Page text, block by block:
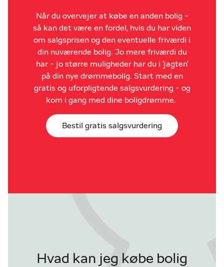
Når du overvejer at købe en anden bolig -
så kan det være en fordel, hvis du har viden
om salgsprisen og den eventuelle friværdi i
din nuværende bolig. Jo mere friværdi du
har - jo større muligheder har du i 'jagten'
på din nye drømmebolig. Start med en
gratis og uforpligtende salgsvurdering - og
kom i gang med dine boligdrømme.
Bestil gratis salgsvurdering
Hvad kan jeg købe bolig